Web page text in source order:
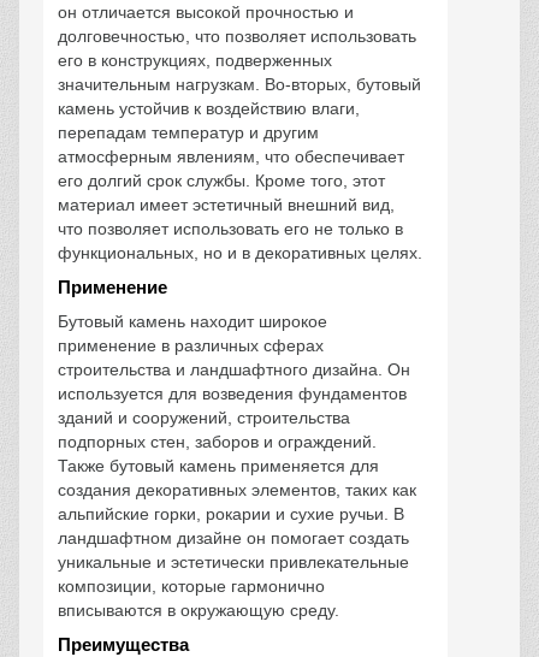
он отличается высокой прочностью и
долговечностью, что позволяет использовать
его в конструкциях, подверженных
значительным нагрузкам. Во-вторых, бутовый
камень устойчив к воздействию влаги,
перепадам температур и другим
атмосферным явлениям, что обеспечивает
его долгий срок службы. Кроме того, этот
материал имеет эстетичный внешний вид,
что позволяет использовать его не только в
функциональных, но и в декоративных целях.
Применение
Бутовый камень находит широкое
применение в различных сферах
строительства и ландшафтного дизайна. Он
используется для возведения фундаментов
зданий и сооружений, строительства
подпорных стен, заборов и ограждений.
Также бутовый камень применяется для
создания декоративных элементов, таких как
альпийские горки, рокарии и сухие ручьи. В
ландшафтном дизайне он помогает создать
уникальные и эстетически привлекательные
композиции, которые гармонично
вписываются в окружающую среду.
Преимущества